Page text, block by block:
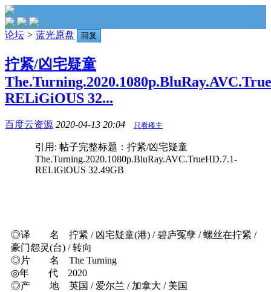
论坛 > 蓝光原盘 回复
拧紧/凶宅疑童
RELiGiOUS 32...
百度云资源 2020-04-13 20:04 只看楼主
引用: 帖子完整标题：拧紧/凶宅疑童
The.Turning.2020.1080p.BluRay.AVC.TrueHD.7.1-
RELiGiOUS 32.49GB
◎译 名 拧紧 / 凶宅疑童(港) / 碧庐冤孽 / 螺丝在拧紧 /
豪门怨灵(台) / 转向
◎片 名 The Turning
◎年 代 2020
◎产 地 英国 / 爱尔兰 / 加拿大 / 美国